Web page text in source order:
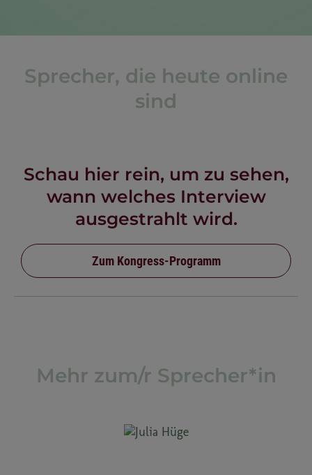
Sprecher, die heute online
sind
Schau hier rein, um zu sehen,
wann welches Interview
ausgestrahlt wird.
Zum Kongress-Programm
Mehr zum/r Sprecher*in